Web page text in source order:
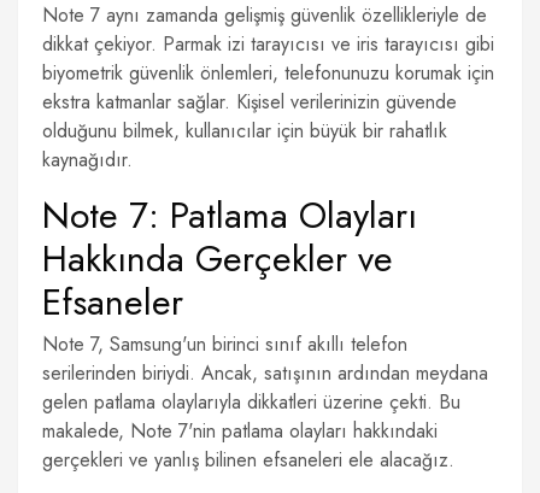
Note 7 aynı zamanda gelişmiş güvenlik özellikleriyle de
dikkat çekiyor. Parmak izi tarayıcısı ve iris tarayıcısı gibi
biyometrik güvenlik önlemleri, telefonunuzu korumak için
ekstra katmanlar sağlar. Kişisel verilerinizin güvende
olduğunu bilmek, kullanıcılar için büyük bir rahatlık
kaynağıdır.
Note 7: Patlama Olayları
Hakkında Gerçekler ve
Efsaneler
Note 7, Samsung'un birinci sınıf akıllı telefon
serilerinden biriydi. Ancak, satışının ardından meydana
gelen patlama olaylarıyla dikkatleri üzerine çekti. Bu
makalede, Note 7'nin patlama olayları hakkındaki
gerçekleri ve yanlış bilinen efsaneleri ele alacağız.